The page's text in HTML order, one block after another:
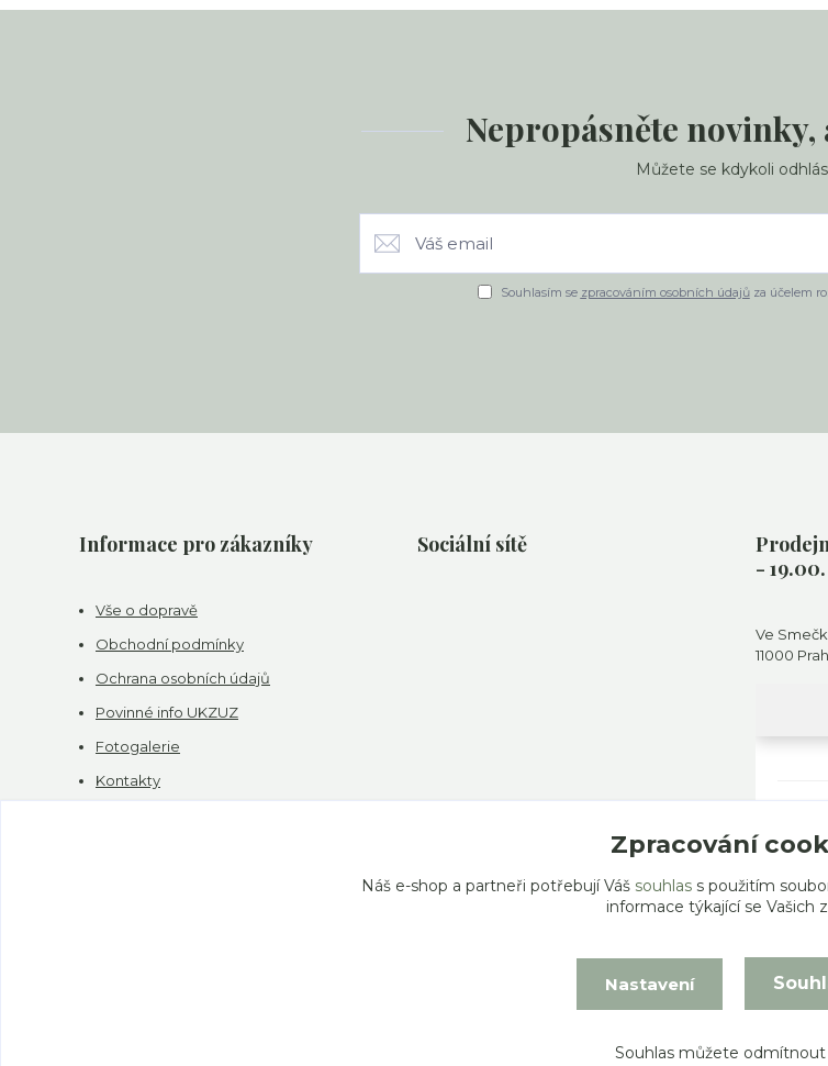
Nepropásněte novinky,
Můžete se kdykoli
Souhlasím se zpracováním osobních údajůza účelem
Informace pro zákazníky
Vše o dopravě
Obchodní podmínky
Ochrana osobních údajů
Povinné info UKZUZ
Fotogalerie
Kontakty
Sociální sítě
-
Ve
11000
Zpracování
Náš e-shop a partneři potřebují Váš souhlass použitím
informace týkající se Vašich
Nastavení
Souhlas můžete odmítnout